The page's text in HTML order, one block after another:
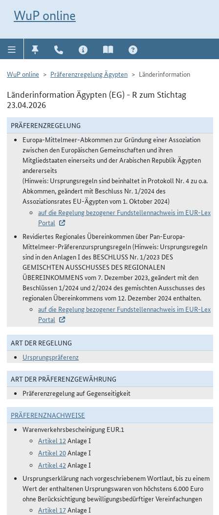
WuP online
WuP online Präferenzregelung Ägypten Länderinformation
Länderinformation Ägypten (EG) - R zum Stichtag
23.04.2026
PRÄFERENZREGELUNG
Europa-Mittelmeer-Abkommen zur Gründung einer Assoziation
zwischen den Europäischen Gemeinschaften und ihren
Mitgliedstaaten einerseits und der Arabischen Republik Ägypten
andererseits
(Hinweis: Ursprungsregeln sind beinhaltet in Protokoll Nr. 4 zu o.a.
Abkommen, geändert mit Beschluss Nr. 1/2024 des
Assoziationsrates EU-Ägypten vom 1. Oktober 2024)
auf die Regelung bezogener Fundstellennachweis im EUR-Lex
Portal
Revidiertes Regionales Übereinkommen über Pan-Europa-
Mittelmeer-Präferenzursprungsregeln (Hinweis: Ursprungsregeln
sind in den Anlagen I des BESCHLUSS Nr. 1/2023 DES
GEMISCHTEN AUSSCHUSSES DES REGIONALEN
ÜBEREINKOMMENS vom 7. Dezember 2023, geändert mit den
Beschlüssen 1/2024 und 2/2024 des gemischten Ausschusses des
regionalen Übereinkommens vom 12. Dezember 2024 enthalten.
auf die Regelung bezogener Fundstellennachweis im EUR-Lex
Portal
ART DER REGELUNG
Ursprungspräferenz
ART DER PRÄFERENZGEWÄHRUNG
Präferenzregelung auf Gegenseitigkeit
PRÄFERENZNACHWEISE
Warenverkehrsbescheinigung EUR.1
Artikel 12 Anlage I
Artikel 20Anlage I
Artikel 42 Anlage I
Ursprungserklärung nach vorgeschriebenem Wortlaut, bis zu einem
Wert der enthaltenen Ursprungswaren von höchstens 6.000 Euro
ohne Berücksichtigung bewilligungsbedürftiger Vereinfachungen
Artikel 17Anlage I